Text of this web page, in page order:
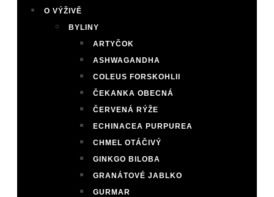
O VÝŽIVĚ
BYLINY
ARTYČOK
ASHWAGANDHA
COLEUS FORSKOHLII
ČEKANKA OBECNÁ
ČERVENÁ RÝŽE
ECHINACEA PURPUREA
CHMEL OTÁČIVÝ
GINKGO BILOBA
GRANÁTOVÉ JABLKO
GURMAR